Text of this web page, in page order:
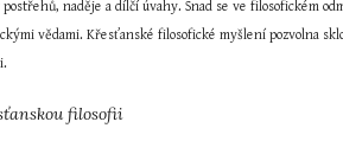
naděje a dílčí úvahy. Snad se ve filosofickém
vědami. Křesťanské filosofické myšlení pozvolna
filosofii